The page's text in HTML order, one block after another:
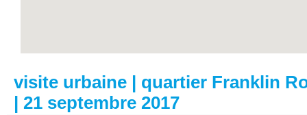
visite urbaine | quartier Franklin
| 21 septembre 2017